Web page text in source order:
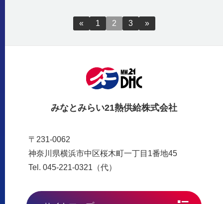
« 1 2 3 »
みなとみらい21熱供給株式会社
〒231-0062
神奈川県横浜市中区桜木町一丁目1番地45
Tel. 045-221-0321（代）